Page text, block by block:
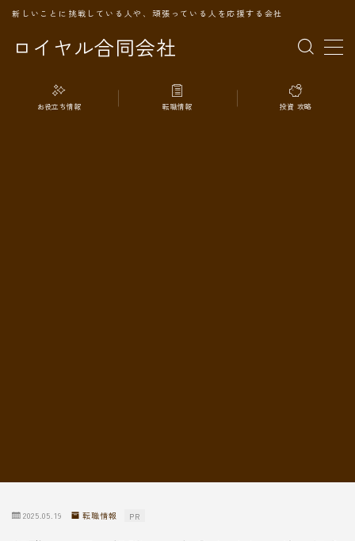
ロイヤル合同会社
新しいことに挑戦している人や、頑張っている人を応援する会社
MENU
TOPページ
お役立ち情報 転職情報 投資 攻略
2025.05.19 転職情報 PR